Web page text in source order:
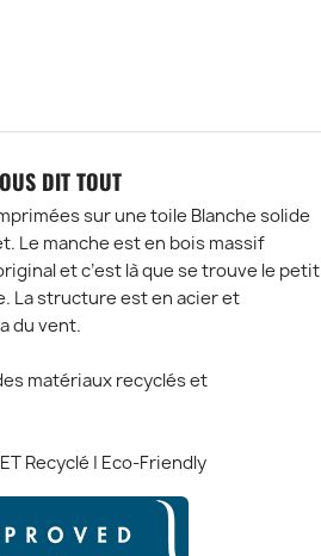
DIT TOUT
sur une toile Blanche solide
Le manche est en bois massif
et c’est là que se trouve le petit
La structure est en acier et
du vent.
matériaux recyclés et
Recyclé | Eco-Friendly